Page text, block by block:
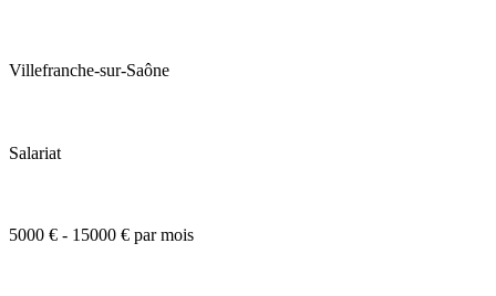
Villefranche-sur-Saône
Salariat
5000 € - 15000 € par mois